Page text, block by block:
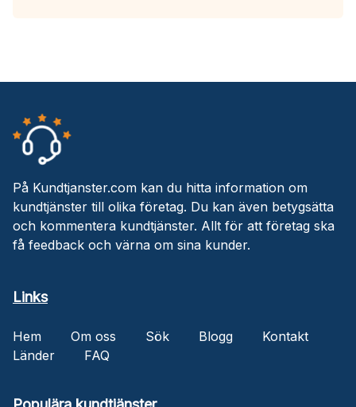
På Kundtjanster.com kan du hitta information om
kundtjänster till olika företag. Du kan även betygsätta
och kommentera kundtjänster. Allt för att företag ska
få feedback och värna om sina kunder.
Links
Hem Om oss Sök Blogg
Kontakt
Länder
FAQ